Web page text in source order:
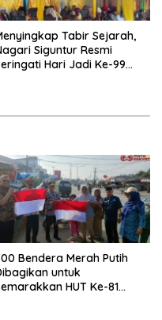
Tabir Sejarah,
Siguntur Resmi
Hari Jadi Ke-99
Bendera Merah Putih
untuk
HUT Ke-81